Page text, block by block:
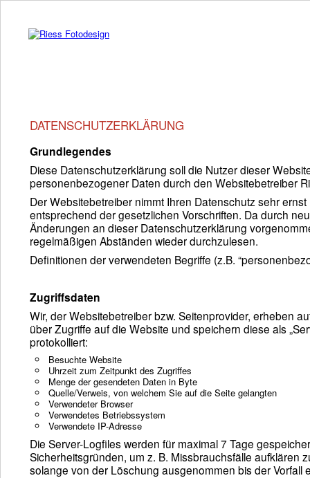
DATENSCHUTZERKLÄRUNG
Grundlegendes
Diese Datenschutzerklärung soll die Nutzer dieser
personenbezogener Daten durch den Websitebetreiber
Der Websitebetreiber nimmt Ihren Datenschutz sehr
entsprechend der gesetzlichen Vorschriften. Da durch
Änderungen an dieser Datenschutzerklärung
regelmäßigen Abständen wieder durchzulesen.
Definitionen der verwendeten Begriffe (z.B.
Zugriffsdaten
Wir, der Websitebetreiber bzw. Seitenprovider, erheben
über Zugriffe auf die Website und speichern diese als
protokolliert:
Besuchte Website
Uhrzeit zum Zeitpunkt des Zugriffes
Menge der gesendeten Daten in Byte
Quelle/Verweis, von welchem Sie auf die Seite gelangten
Verwendeter Browser
Verwendetes Betriebssystem
Verwendete IP-Adresse
Die Server-Logfiles werden für maximal 7 Tage
Sicherheitsgründen, um z. B. Missbrauchsfälle
solange von der Löschung ausgenommen bis der Vorfall